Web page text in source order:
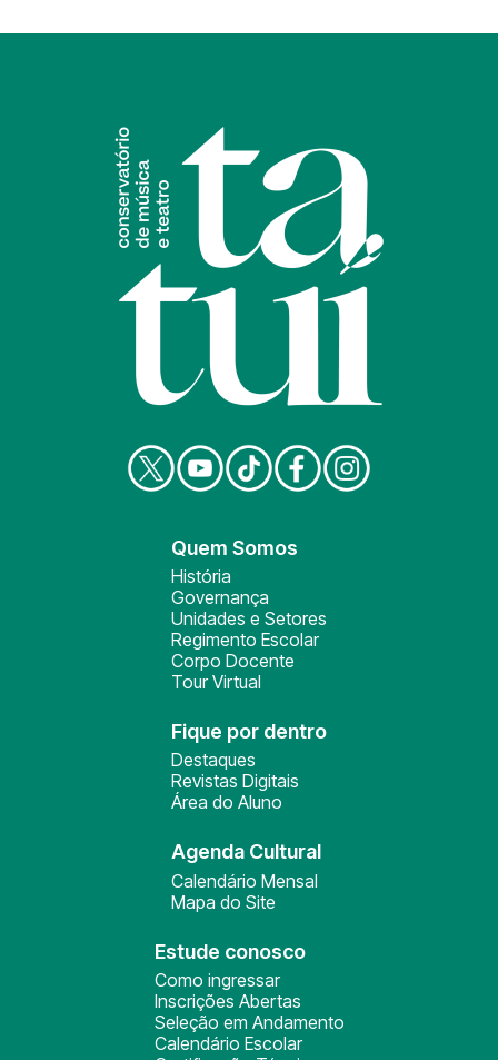
Quem Somos
História
Governança
Unidades e Setores
Regimento Escolar
Corpo Docente
Tour Virtual
Fique por dentro
Destaques
Revistas Digitais
Área do Aluno
Agenda Cultural
Calendário Mensal
Mapa do Site
Estude conosco
Como ingressar
Inscrições Abertas
Seleção em Andamento
Calendário Escolar